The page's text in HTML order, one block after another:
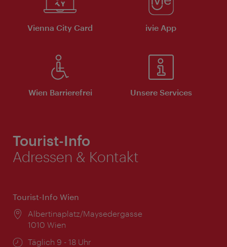
Vienna City Card ivie App
Wien Barrierefrei Unsere Services
Tourist-Info
Adressen & Kontakt
Tourist-Info Wien
Ort:
Albertinaplatz/Maysedergasse
1010 Wien
Öffnungszeiten:
Täglich 9 - 18 Uhr